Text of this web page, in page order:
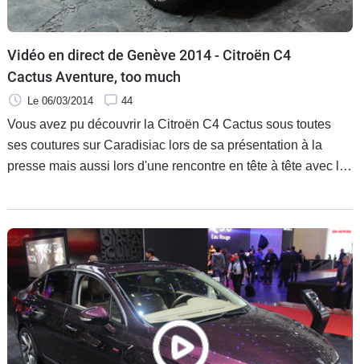
Vidéo en direct de Genève 2014 - Citroën C4
Cactus Aventure, too much
Le 06/03/2014 44
Vous avez pu découvrir la Citroën C4 Cactus sous toutes
ses coutures sur Caradisiac lors de sa présentation à la
presse mais aussi lors d'une rencontre en tête à tête avec la
sur